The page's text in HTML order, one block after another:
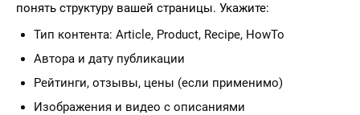
понять структуру вашей страницы. Укажите:
Тип контента: Article, Product, Recipe, HowTo
Автора и дату публикации
Рейтинги, отзывы, цены (если применимо)
Изображения и видео с описаниями